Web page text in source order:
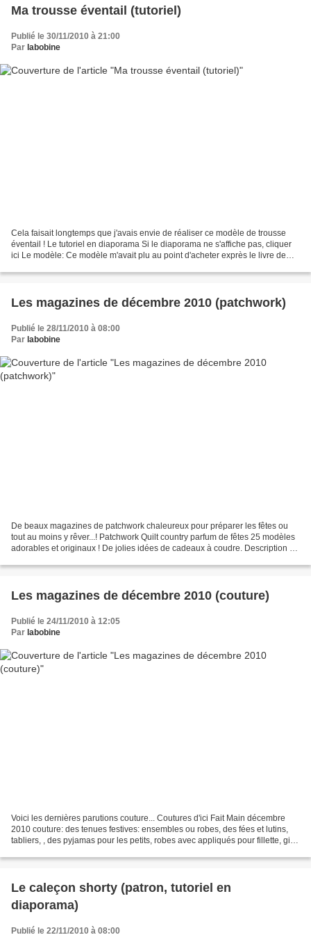
Ma trousse éventail (tutoriel)
Publié le 30/11/2010 à 21:00
Par labobine
Cela faisait longtemps que j'avais envie de réaliser ce modèle de trousse
éventail ! Le tutoriel en diaporama Si le diaporama ne s'affiche pas, cliquer
ici Le modèle: Ce modèle m'avait plu au point d'acheter exprès le livre de
Les magazines de décembre 2010 (patchwork)
Publié le 28/11/2010 à 08:00
Par labobine
De beaux magazines de patchwork chaleureux pour préparer les fêtes ou
tout au moins y rêver...! Patchwork Quilt country parfum de fêtes 25 modèles
adorables et originaux ! De jolies idées de cadeaux à coudre. Description du
Les magazines de décembre 2010 (couture)
Publié le 24/11/2010 à 12:05
Par labobine
Voici les dernières parutions couture... Coutures d'ici Fait Main décembre
2010 couture: des tenues festives: ensembles ou robes, des fées et lutins,
tabliers, , des pyjamas pour les petits, robes avec appliqués pour fillette, gilet
Le caleçon shorty (patron, tutoriel en
diaporama)
Publié le 22/11/2010 à 08:00